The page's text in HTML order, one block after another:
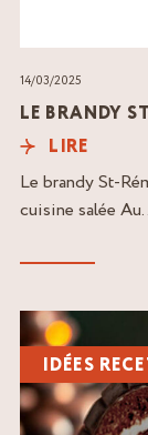
14/03/2025
LE BRANDY
Le brandy St-
cuisine salée
LIRE
Lire
l'article
IDÉES